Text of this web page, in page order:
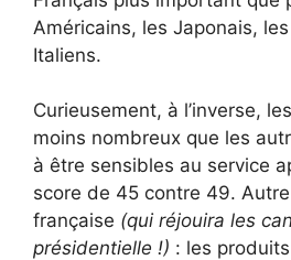
Américains, les Japonais,
Italiens.
Curieusement, à l’inverse,
moins nombreux que les
à être sensibles au service
score de 45 contre 49.
française (qui réjouira les
présidentielle !) : les